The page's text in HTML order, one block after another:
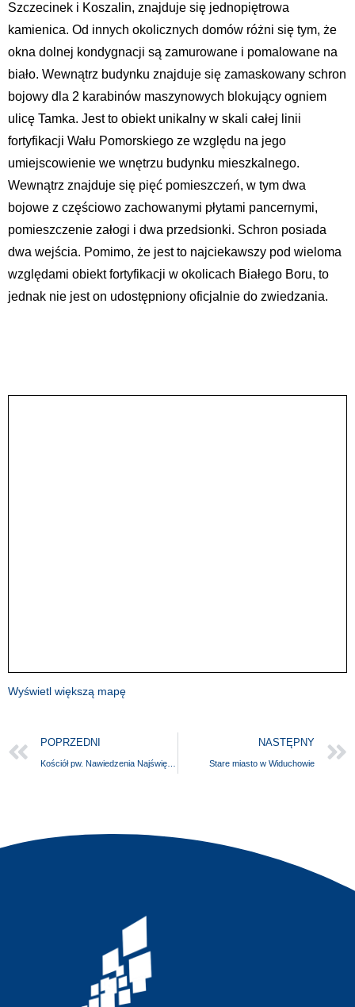
Szczecinek i Koszalin, znajduje się jednopiętrowa
kamienica. Od innych okolicznych domów różni się tym, że
okna dolnej kondygnacji są zamurowane i pomalowane na
biało. Wewnątrz budynku znajduje się zamaskowany schron
bojowy dla 2 karabinów maszynowych blokujący ogniem
ulicę Tamka. Jest to obiekt unikalny w skali całej linii
fortyfikacji Wału Pomorskiego ze względu na jego
umiejscowienie we wnętrzu budynku mieszkalnego.
Wewnątrz znajduje się pięć pomieszczeń, w tym dwa
bojowe z częściowo zachowanymi płytami pancernymi,
pomieszczenie załogi i dwa przedsionki. Schron posiada
dwa wejścia. Pomimo, że jest to najciekawszy pod wieloma
względami obiekt fortyfikacji w okolicach Białego Boru, to
jednak nie jest on udostępniony oficjalnie do zwiedzania.
Wyświetl większą mapę
POPRZEDNI NASTĘPNY
Stare miasto w Widuchowie